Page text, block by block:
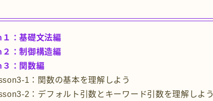
：基礎文法編
：制御構造編
：関数編
1：関数の基本を理解しよう
2：デフォルト引数とキーワード引数を理解しよう